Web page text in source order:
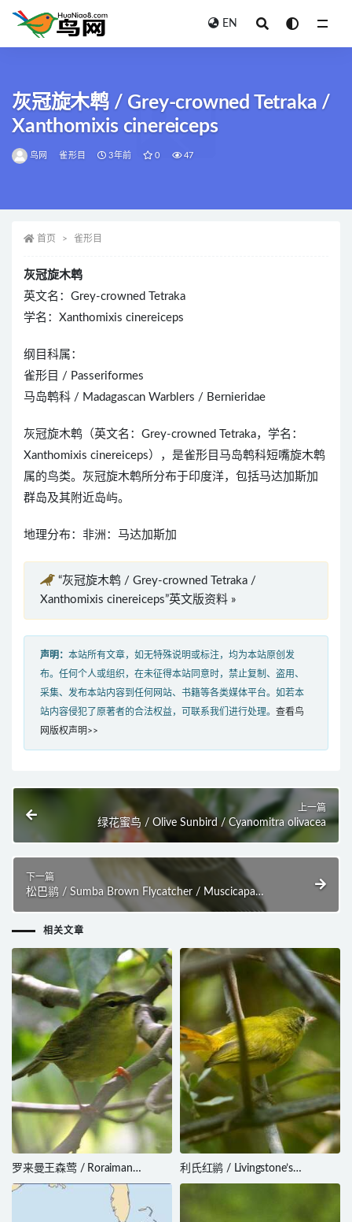
EN
灰冠旋木鹎 / Grey-crowned Tetraka /
Xanthomixis cinereiceps
鸟网 雀形目 3年前 0 47
首页 雀形目
灰冠旋木鹎
英文名：Grey-crowned Tetraka
学名：Xanthomixis cinereiceps
纲目科属：
雀形目 / Passeriformes
马岛鹎科 / Madagascan Warblers / Bernieridae
灰冠旋木鹎（英文名：Grey-crowned Tetraka，学名：
Xanthomixis cinereiceps），是雀形目马岛鹎科短嘴旋木鹎
属的鸟类。灰冠旋木鹎所分布于印度洋，包括马达加斯加
群岛及其附近岛屿。
地理分布：非洲：马达加斯加
“灰冠旋木鹎 / Grey-crowned Tetraka /
Xanthomixis cinereiceps”英文版资料 »
声明： 本站所有文章，如无特殊说明或标注，均为本站原创发
布。任何个人或组织，在未征得本站同意时，禁止复制、盗用、
采集、发布本站内容到任何网站、书籍等各类媒体平台。如若本
站内容侵犯了原著者的合法权益，可联系我们进行处理。 查看鸟
网版权声明>>
上一篇
绿花蜜鸟 / Olive Sunbird / Cyanomitra olivacea
下一篇
松巴鹟 / Sumba Brown Flycatcher / Muscicapa
相关文章
罗来曼王森莺 / Roraiman
Warbler / Myiothlypis roraimae
利氏红鹟 / Livingstone’s
Flycatcher / Erythrocercus